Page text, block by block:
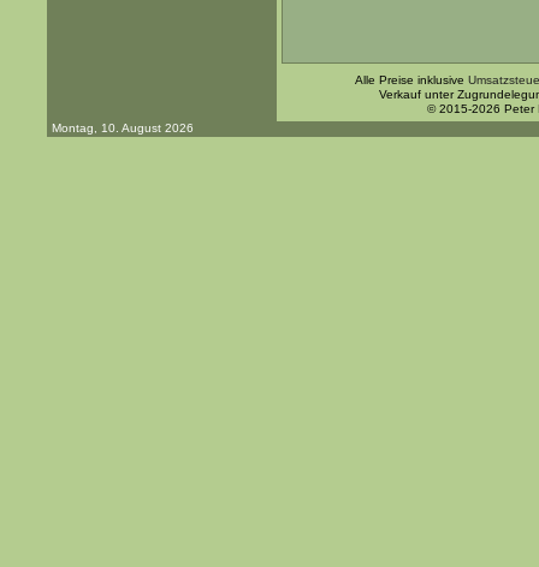
Alle Preise inklusive
Verkauf unter
© 2015-2026 Peter
Montag, 10. August 2026